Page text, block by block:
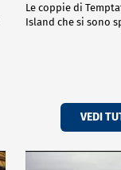
Le coppie di
Island che si sono
VEDI